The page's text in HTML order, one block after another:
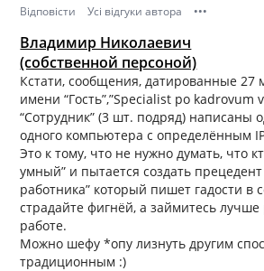
Відповісти Усі відгуки автора •••
Владимир Николаевич
(собственной персоной)
Кстати, сообщения, датированные 27
имени “Гость”,”Specialist po kadrovum
“Сотрудник” (3 шт. подряд) написаны
одного компьютера с определённым
Это к тому, что не нужно думать, что
умный” и пытается создать
работника” который пишет гадости в
страдайте фигнёй, а займитесь лучше
работе.
Можно шефу *опу лизнуть другим
традиционным :)